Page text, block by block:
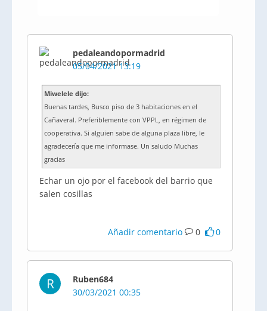
pedaleandopormadrid
05/04/2021 13:19
Miwelele dijo:
Buenas tardes, Busco piso de 3 habitaciones en el
Cañaveral. Preferiblemente con VPPL, en régimen de
cooperativa. Si alguien sabe de alguna plaza libre, le
agradecería que me informase. Un saludo Muchas
gracias
Echar un ojo por el facebook del barrio que
salen cosillas
Añadir comentario 0 0
R
Ruben684
30/03/2021 00:35